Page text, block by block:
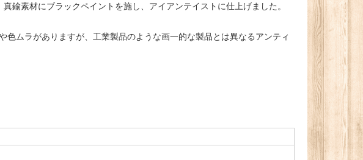
鍮素材にブラックペイントを施し、アイアンテイストに仕上げました。
ムラがありますが、工業製品のような画一的な製品とは異なるアンティ